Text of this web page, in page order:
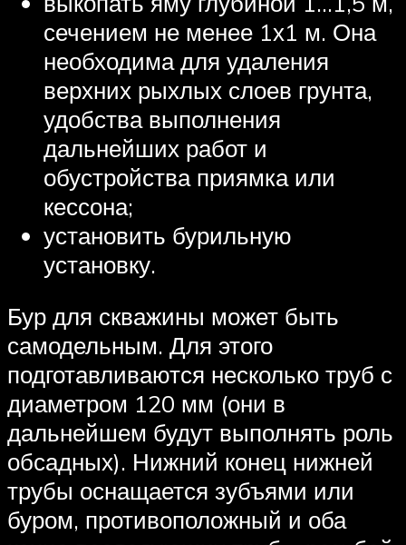
сечением не менее 1х1 м. Она
необходима для удаления
верхних рыхлых слоев грунта,
удобства выполнения
дальнейших работ и
обустройства приямка или
кессона;
установить бурильную
установку.
Бур для скважины может быть
самодельным. Для этого
подготавливаются несколько труб с
диаметром 120 мм (они в
дальнейшем будут выполнять роль
обсадных). Нижний конец нижней
трубы оснащается зубъями или
буром, противоположный и оба